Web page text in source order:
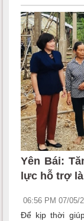
Yên Bái:
lực hỗ trợ
06:56 PM 07/05/
Để kịp thời